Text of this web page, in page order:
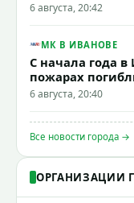
6 августа, 20:42
МК В ИВАНОВЕ
С начала года в
пожарах
6 августа, 20:40
Все новости города →
ОРГАНИЗАЦИИ